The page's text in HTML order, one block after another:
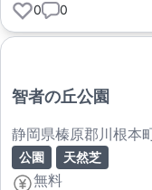
0 0
智者の丘公園
静岡県榛原郡川根本
公園 天然芝
無料